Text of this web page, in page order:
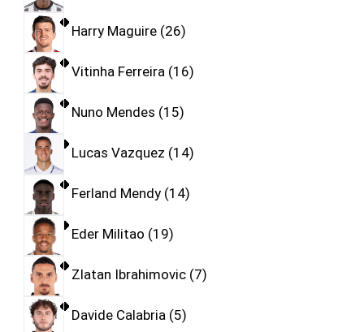
Harry Maguire 26
Vitinha Ferreira 16
Nuno Mendes 15
Lucas Vazquez 14
Ferland Mendy 14
Eder Militao 19
Zlatan Ibrahimovic 7
Davide Calabria 5